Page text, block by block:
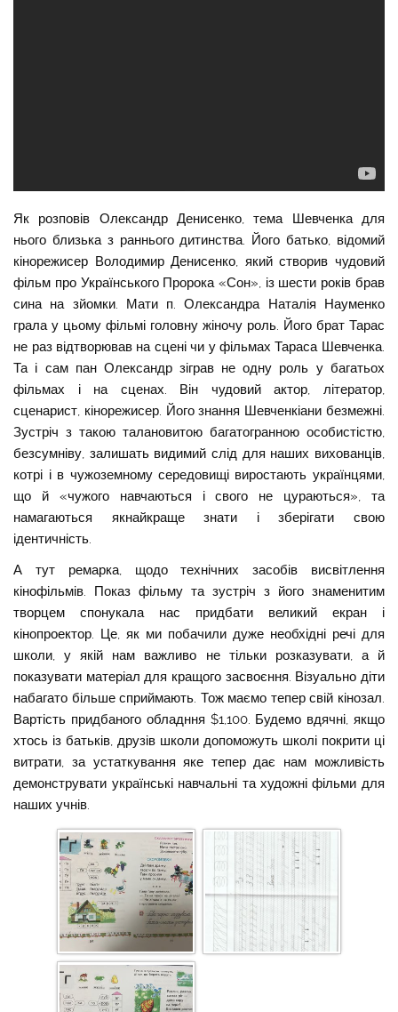
Як розповів Олександр Денисенко, тема Шевченка для
нього близька з раннього дитинства. Його батько, відомий
кінорежисер Володимир Денисенко, який створив чудовий
фільм про Українського Пророка «Сон», із шести років брав
сина на зйомки. Мати п. Олександра Наталія Науменко
грала у цьому фільмі головну жіночу роль. Його брат Тарас
не раз відтворював на сцені чи у фільмах Тараса Шевченка.
Та і сам пан Олександр зіграв не одну роль у багатьох
фільмах і на сценах. Він чудовий актор, літератор,
сценарист, кінорежисер. Його знання Шевченкіани безмежні.
Зустріч з такою талановитою багатогранною особистістю,
безсумніву, залишать видимий слід для наших вихованців,
котрі і в чужоземному середовищі виростають українцями,
що й «чужого навчаються і свого не цураються», та
намагаються якнайкраще знати і зберігати свою
ідентичність.
А тут ремарка, щодо технічних засобів висвітлення
кінофільмів. Показ фільму та зустріч з його знаменитим
творцем спонукала нас придбати великий екран і
кінопроектор. Це, як ми побачили дуже необхідні речі для
школи, у якій нам важливо не тільки розказувати, а й
показувати матеріал для кращого засвоєння. Візуально діти
набагато більше сприймають. Тож маємо тепер свій кінозал.
Вартість придбаного обладння $1,100. Будемо вдячні, якщо
хтось із батьків, друзів школи допоможуть школі покрити ці
витрати, за устаткування яке тепер дає нам можливість
демонструвати українські навчальні та художні фільми для
наших учнів.